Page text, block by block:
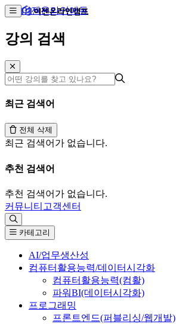
이젠온라인에듀
강의 검색
최근 검색어
전체 삭제
최근 검색어가 없습니다.
추천 검색어
추천 검색어가 없습니다.
커뮤니티 고객센터
카테고리
AI/업무생산성
컴퓨터활용능력/데이터시각화
컴퓨터활용능력(컴활)
파워BI(데이터시각화)
프로그래밍
프론트엔드(퍼블리싱/웹개발)